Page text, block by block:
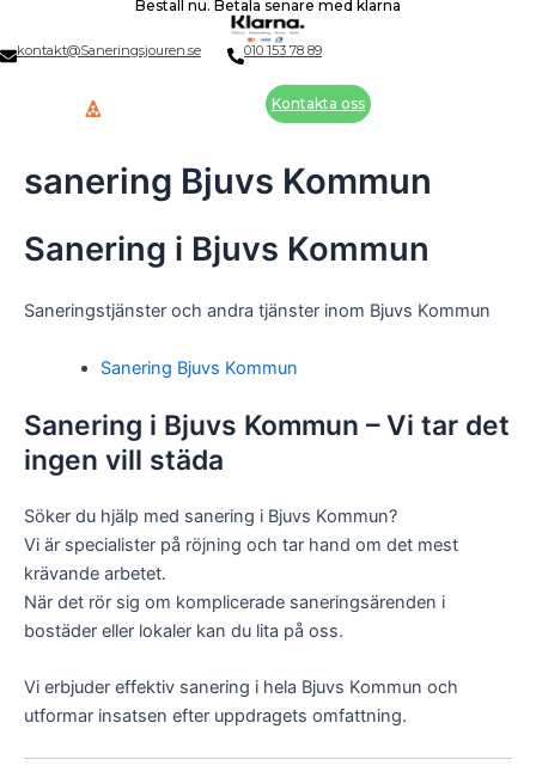
content
Beställ nu. Betala senare med klarna
kontakt@Saneringsjouren.se 010 153 78 89
Kontakta oss
sanering Bjuvs Kommun
Sanering i Bjuvs Kommun
Saneringstjänster och andra tjänster inom Bjuvs Kommun
Sanering Bjuvs Kommun
Sanering i Bjuvs Kommun – Vi tar det
ingen vill städa
Söker du hjälp med sanering i Bjuvs Kommun?
Vi är specialister på röjning och tar hand om det mest
krävande arbetet.
När det rör sig om komplicerade saneringsärenden i
bostäder eller lokaler kan du lita på oss.
Vi erbjuder effektiv sanering i hela Bjuvs Kommun och
utformar insatsen efter uppdragets omfattning.